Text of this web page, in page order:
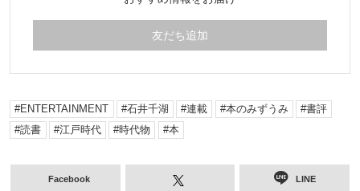
友だち追加
ENTERTAINMENT 石井千湖 連載 本のみずうみ
書評
読書
江戸時代 時代物 本
Facebook LINE